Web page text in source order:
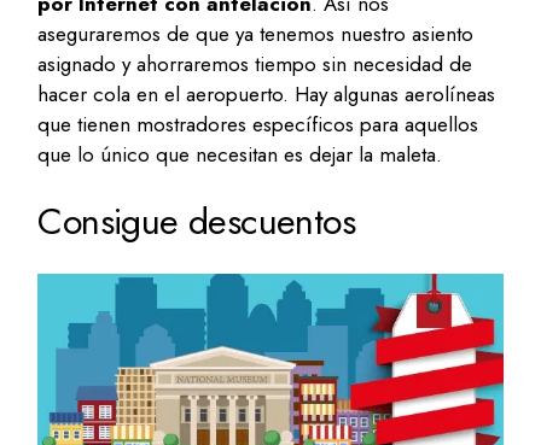
aseguraremos de que ya tenemos nuestro asiento
asignado y ahorraremos tiempo sin necesidad de
hacer cola en el aeropuerto. Hay algunas aerolíneas
que tienen mostradores específicos para aquellos
que lo único que necesitan es dejar la maleta.
Consigue descuentos